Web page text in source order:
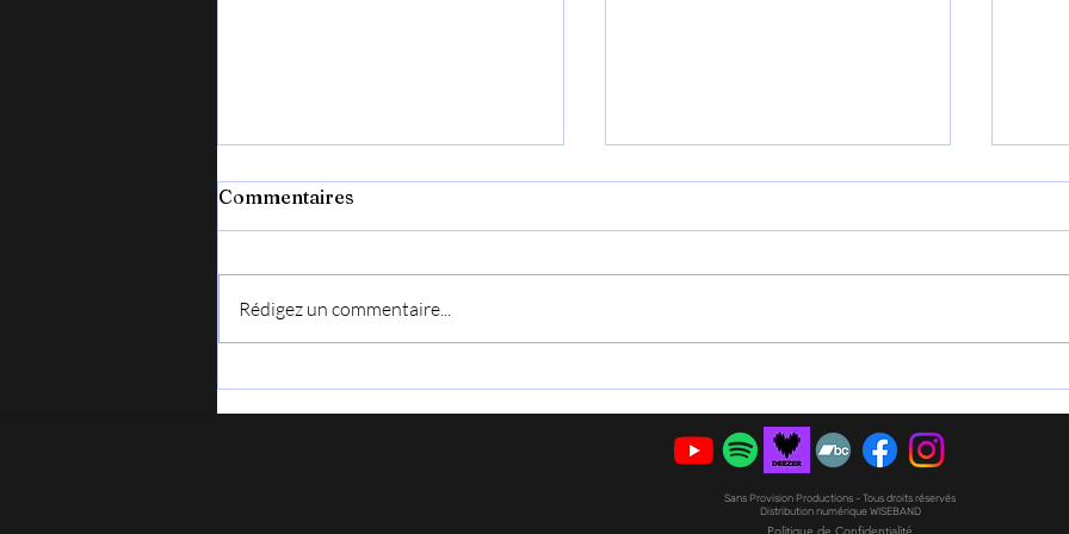
pour le festival : Chansons
combats
Commentaires
Rédigez un commentaire...
Sans Provision Productions - Tous droits réservés
Distribution numérique WISEBAND
Politique de Confidentialité